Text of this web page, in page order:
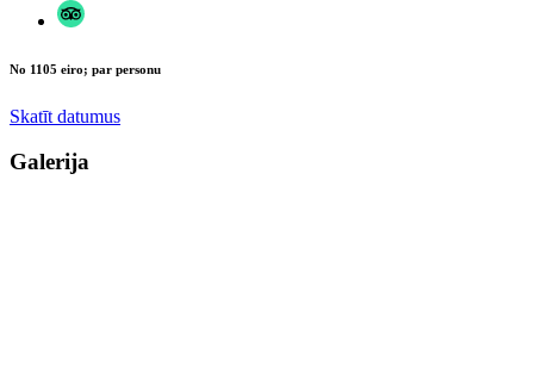
No 1105 eiro; par personu
Skatīt datumus
Galerija